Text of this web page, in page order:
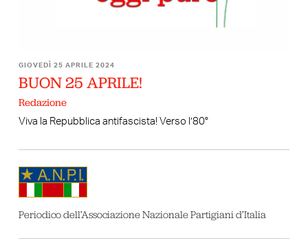
GIOVEDÌ 25 APRILE 2024
BUON 25 APRILE!
Redazione
Viva la Repubblica antifascista! Verso l’80°
Periodico dell’Associazione Nazionale Partigiani d’Italia